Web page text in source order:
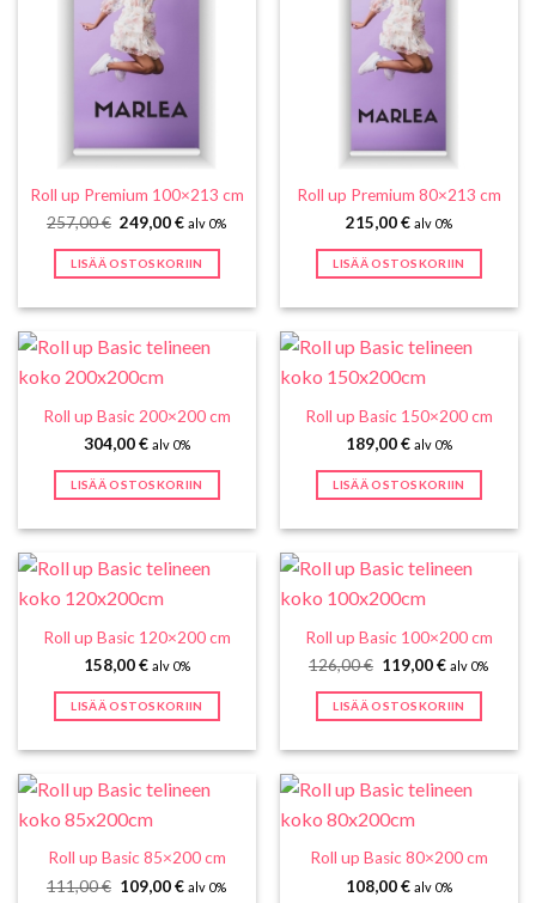
Roll up Premium 100×213 cm
257,00€ Alkuperäinen
hinta
oli:
257,00 €.
249,00€Nykyinen
on:
249,00 €.
alv 0%
LISÄÄ OSTOSKORIIN
Roll up Premium 80×213 cm
215,00€ alv 0%
LISÄÄ OSTOSKORIIN
Roll up Basic 200×200 cm
304,00€ alv 0%
LISÄÄ OSTOSKORIIN
Roll up Basic 150×200 cm
189,00€ alv 0%
LISÄÄ OSTOSKORIIN
Roll up Basic 120×200 cm
158,00€ alv 0%
LISÄÄ OSTOSKORIIN
Roll up Basic 100×200 cm
126,00€ Alkuperäinen
hinta
oli:
126,00 €.
119,00€Nykyinen
on:
119,00 €.
alv 0%
LISÄÄ OSTOSKORIIN
Roll up Basic 85×200 cm
111,00€ Alkuperäinen
109,00€Nykyinen
alv 0%
Roll up Basic 80×200 cm
108,00€ alv 0%